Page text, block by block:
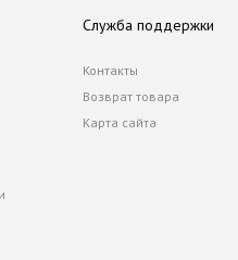
Служба поддержки
Контакты
Возврат товара
Карта сайта